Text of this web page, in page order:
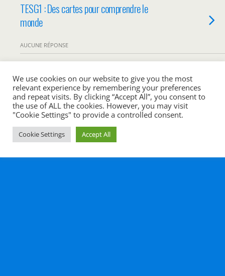
TESG1 : Des cartes pour comprendre le
monde
AUCUNE RÉPONSE
Retour au début
Mobile Bureau
All content Copyright Histoire en cours
We use cookies on our website to give you the most
relevant experience by remembering your preferences
and repeat visits. By clicking “Accept All”, you consent to
the use of ALL the cookies. However, you may visit
"Cookie Settings" to provide a controlled consent.
Cookie Settings Accept All